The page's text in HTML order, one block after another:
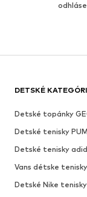
DETSKÉ
Detské topánky
Detské tenisky
Detské tenisky
Vans détske tenisky
Detské Nike tenisky